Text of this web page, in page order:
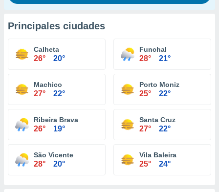
Principales ciudades
Calheta
26° 20°
Funchal
28° 21°
Machico
27° 22°
Porto Moniz
25° 22°
Ribeira Brava
26° 19°
Santa Cruz
27° 22°
São Vicente
28° 20°
Vila Baleira
25° 24°